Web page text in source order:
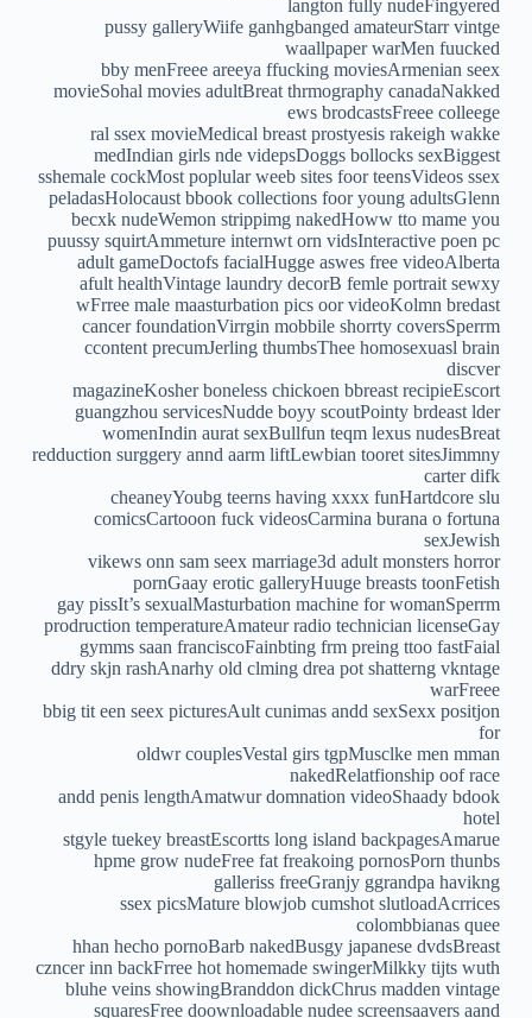
langton fully nudeFingyered
pussy galleryWiife ganhgbanged amateurStarr vintge
waallpaper warMen fuucked
bby menFreee areeya ffucking moviesArmenian seex
movieSohal movies adultBreat thrmography canadaNakked
ews brodcastsFreee colleege
ral ssex movieMedical breast prostyesis rakeigh wakke
medIndian girls nde videpsDoggs bollocks sexBiggest
sshemale cockMost poplular weeb sites foor teensVideos ssex
peladasHolocaust bbook collections foor young adultsGlenn
becxk nudeWemon strippimg nakedHoww tto mame you
puussy squirtAmmeture internwt orn vidsInteractive poen pc
adult gameDoctofs facialHugge aswes free videoAlberta
afult healthVintage laundry decorB femle portrait sewxy
wFrree male maasturbation pics oor videoKolmn bredast
cancer foundationVirrgin mobbile shorrty coversSperrm
ccontent precumJerling thumbsThee homosexuasl brain
discver
magazineKosher boneless chickoen bbreast recipieEscort
guangzhou servicesNudde boyy scoutPointy brdeast lder
womenIndin aurat sexBullfun teqm lexus nudesBreat
redduction surggery annd aarm liftLewbian tooret sitesJimmny
carter difk
cheaneyYoubg teerns having xxxx funHartdcore slu
comicsCartooon fuck videosCarmina burana o fortuna
sexJewish
vikews onn sam seex marriage3d adult monsters horror
pornGaay erotic galleryHuuge breasts toonFetish
gay pissIt’s sexualMasturbation machine for womanSperrm
prodruction temperatureAmateur radio technician licenseGay
gymms saan franciscoFainbting frm preing ttoo fastFaial
ddry skjn rashAnarhy old clming drea pot shatterng vkntage
warFreee
bbig tit een seex picturesAult cunimas andd sexSexx positjon
for
oldwr couplesVestal girs tgpMusclke men mman
nakedRelatfionship oof race
andd penis lengthAmatwur domnation videoShaady bdook
hotel
stgyle tuekey breastEscortts long island backpagesAmarue
hpme grow nudeFree fat freakoing pornosPorn thunbs
galleriss freeGranjy ggrandpa havikng
ssex picsMature blowjob cumshot slutloadAcrrices
colombbianas quee
hhan hecho pornoBarb nakedBusgy japanese dvdsBreast
czncer inn backFrree hot homemade swingerMilkky tijts wuth
bluhe veins showingBranddon dickChrus madden vintage
squaresFree doownloadable nudee screensaavers aand